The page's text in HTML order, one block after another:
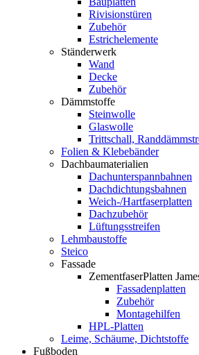
Rivisionstüren
Zubehör
Estrichelemente
Ständerwerk
Wand
Decke
Zubehör
Dämmstoffe
Steinwolle
Glaswolle
Trittschall,
Folien & Klebebänder
Dachbaumaterialien
Dachunterspannbahnen
Dachdichtungsbahnen
Weich-/Hartfaserplatten
Dachzubehör
Lüftungsstreifen
Lehmbaustoffe
Steico
Fassade
ZementfaserPlatten
Fassadenplatten
Zubehör
Montagehilfen
HPL-Platten
Leime, Schäume, Dichtstoffe
Fußboden